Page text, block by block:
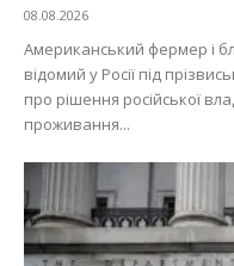
08.08.2026
Американський фермер і
відомий у Росії під
про рішення російської
проживання...